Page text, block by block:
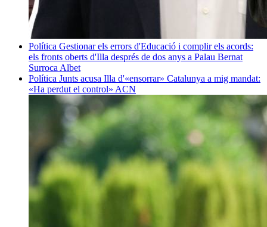
Política Gestionar els errors d'Educació i complir els acords:
els fronts oberts d'Illa després de dos anys a Palau Bernat
Surroca Albet
Política Junts acusa Illa d'«ensorrar» Catalunya a mig mandat:
«Ha perdut el control» ACN